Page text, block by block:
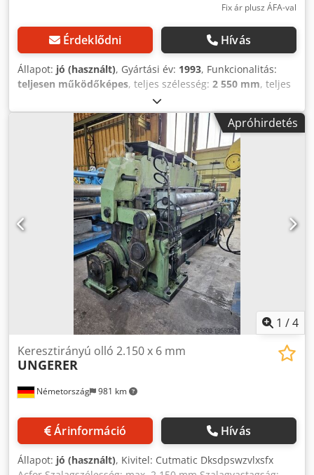
Fix ár plusz ÁFA-val
Érdeklődni Hívás
Állapot: jó (használt), Gyártási év: 1993, Funkcionalitás:
teljesen működőképes, teljes szélesség: 2 550 mm, teljes
, teljes magasság:
7 500 kg, Gyártó: LVD Modell: HST 40/6 Dkjdpfx Acjvtl Nrsfjr
Helyszín: Strojrem, Križevci Gyártási év: 1993 Hajlítási
hossz: 4050 mm Maximális hajlítási vastagság 45 kg/mm²-
nél: ~6 mm Munkalöket: 1000 mm A gép méretei:
4900x2550x1800 mm A gép súlya: 7500 kg A gép névleges
teljesítménye: 12 kW
Apróhirdetés
1 /4
Németország 981 km
Keresztirányú olló 2.150 x 6 mm
UNGERER
Árinformáció Hívás
Állapot: jó (használt), Kivitel: Cutmatic Dksdpswzvlxsfx